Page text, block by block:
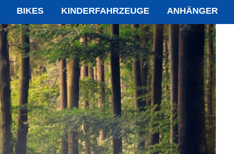
BIKES KINDERFAHRZEUGE ANHÄNGER